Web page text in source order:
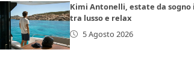
Kimi Antonelli, estate da sogno
tra lusso e relax
5 Agosto 2026